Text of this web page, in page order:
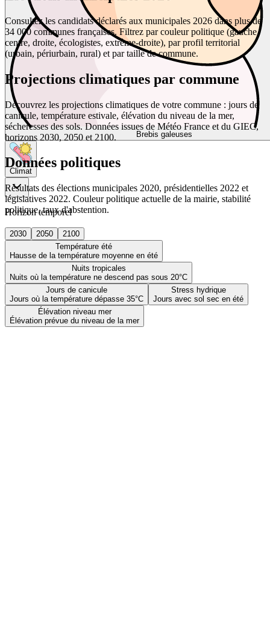
Brebis galeuses
Climat
Horizon temporel
2030 2050
2100
Température été
Hausse de la température moyenne en été
Nuits tropicales
Nuits où la température ne descend pas sous 20°C
Jours de canicule
Jours où la température dépasse 35°C
Stress hydrique
Jours avec sol sec en été
Élévation niveau mer
Élévation prévue du niveau de la mer
Consultez les candidats déclarés aux municipales 2026 dans plus de
34 000 communes françaises. Filtrez par couleur politique (gauche,
centre, droite, écologistes, extrême-droite), par profil territorial
(urbain, périurbain, rural) et par taille de commune.
Projections climatiques par commune
Découvrez les projections climatiques de votre commune : jours de
canicule, température estivale, élévation du niveau de la mer,
sécheresses des sols. Données issues de Météo France et du GIEC,
horizons 2030, 2050 et 2100.
Données politiques
Résultats des élections municipales 2020, présidentielles 2022 et
législatives 2022. Couleur politique actuelle de la mairie, stabilité
politique, taux d'abstention.